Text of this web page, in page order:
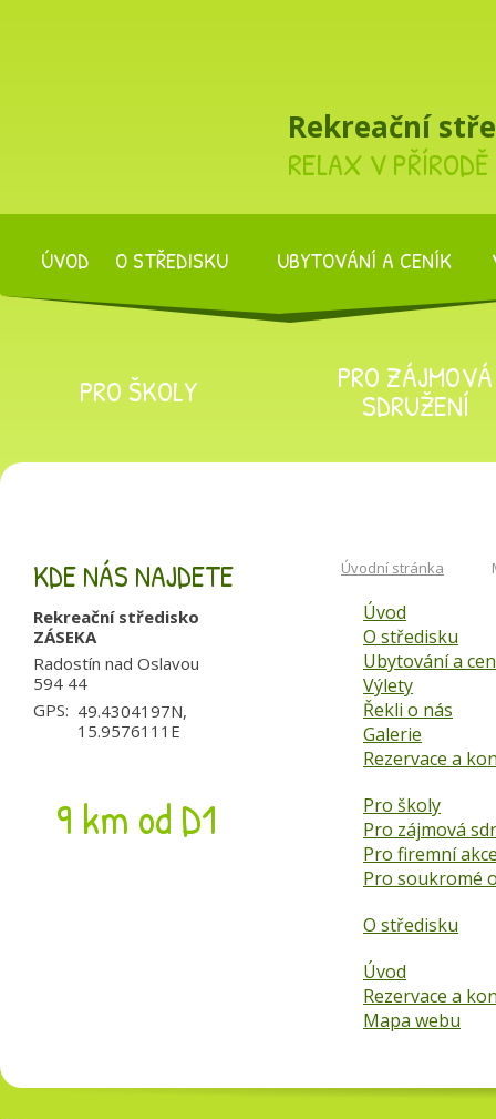
Rekreační
RELAX V PŘÍRODĚ
ÚVOD O STŘEDISKU UBYTOVÁNÍ A CENÍK
PRO ŠKOLY PRO ZÁJMOVÁ
SDRUŽENÍ
Úvodní stránka
Úvod
O středisku
Ubytování a
Výlety
Řekli o nás
Galerie
Rezervace a
Pro školy
Pro zájmová
Pro firemní
Pro soukromé
O středisku
Úvod
Rezervace a
Mapa webu
KDE NÁS NAJDETE
Rekreační středisko
ZÁSEKA
Radostín nad Oslavou
594 44
GPS: 49.4304197N,
15.9576111E
9 km od D1